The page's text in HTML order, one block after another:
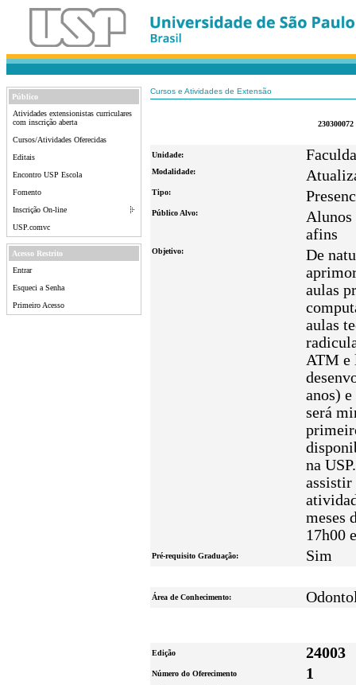
Público
Atividades extensionistas curriculares
com inscrição aberta
Cursos/Atividades Oferecidas
Editais
Encontro USP Escola
Fomento
Inscrição On-line
USP.comvc
Acesso Restrito
Entrar
Esqueci a Senha
Primeiro Acesso
Cursos e Atividades de Extensão
Unidade:
Modalidade:
Tipo:
Público Alvo:
Alunos
afins
Objetivo:
De
aulas
aulas
ATM e
anos)
será
na
assistir
meses
17h00
Pré-requisito Graduação: Sim
Área de Conhecimento:
Edição 24003
Número do Oferecimento 1